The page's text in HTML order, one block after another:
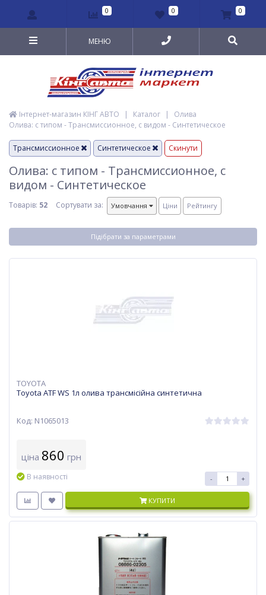
0 0 0
МЕНЮ
Інтернет-магазин КІНГ АВТО | Каталог |
Олива
Олива: с типом - Трансмиссионное, с видом - Синтетическое
Трансмиссионное Синтетическое Скинути
Олива: с типом - Трансмиссионное, с
видом - Синтетическое
Товарів: 52 Сортувати за: Умовчання Ціни Рейтингу
Підібрати за параметрами
TOYOTA
Toyota ATF WS 1л олива трансмісійна синтетична
Код: N1065013
ціна 860 грн
В наявності - +
КУПИТИ